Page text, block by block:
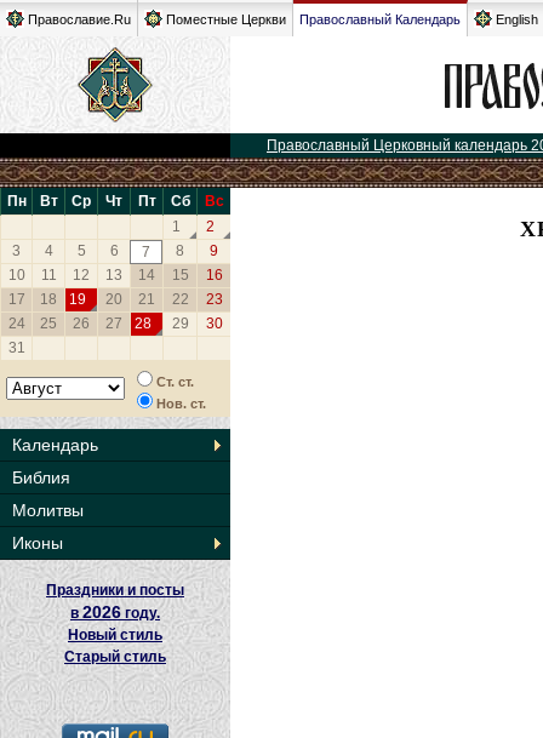
Православие.Ru Поместные Церкви Православный Календарь English
Православный Церковный календарь
Пн Вт Ср Чт Пт Сб
Вс
1
2
3
4 5 6 7 8
9
10
11 12 13 14 15
16
17
18 19 20 21 22
23
24
25 26 27 28 29
30
31
Ст. ст.
Нов. ст.
Календарь
Библия
Молитвы
Иконы
Праздники и посты
в2026 году.
Новый стиль
Старый стиль